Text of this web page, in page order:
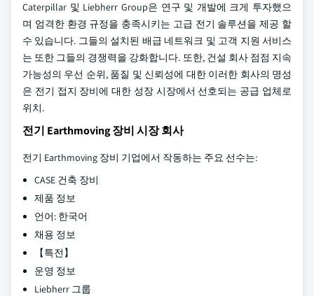
Caterpillar 및 Liebherr Group은 연구 및 개발에 크게 투자했으
며 엄격한 환경 규정을 충족시키는 고급 전기 솔루션을 제공 할
수 있습니다. 그들의 설치된 배급 네트워크 및 고객 지원 서비스
는 또한 그들의 경쟁력을 강화합니다. 또한, 건설 회사 점점 지속
가능성의 우선 순위, 품질 및 신뢰성에 대한 이러한 회사의 명성
은 전기 접지 장비에 대한 성장 시장에서 선호되는 공급 업체로
위치.
전기 Earthmoving 장비 시장 회사
전기 Earthmoving 장비 기업에서 작동하는 주요 선수는:
CASE 건축 장비
제품 정보
언어: 한국어
채용 정보
【특전】
운영 정보
Liebherr 그룹